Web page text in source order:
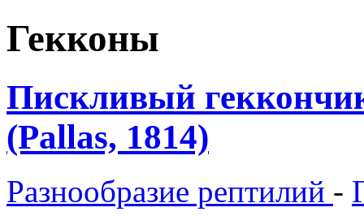
Гекконы
Пискливый
(Pallas, 1814)
Разнообразие рептилий -